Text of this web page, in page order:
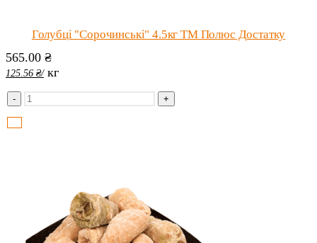
Голубці "Сорочинські" 4.5кг ТМ Полюс Достатку
565.00 ₴
125.56 ₴/ кг
- +